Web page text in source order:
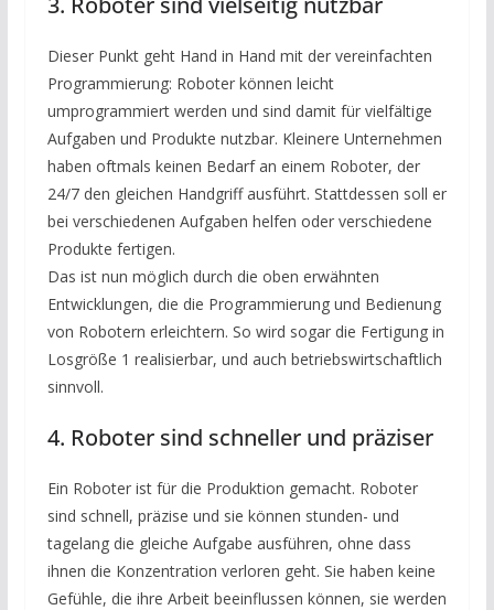
Dieser Punkt geht Hand in Hand mit der vereinfachten
Programmierung: Roboter können leicht
umprogrammiert werden und sind damit für vielfältige
Aufgaben und Produkte nutzbar. Kleinere Unternehmen
haben oftmals keinen Bedarf an einem Roboter, der
24/7 den gleichen Handgriff ausführt. Stattdessen soll er
bei verschiedenen Aufgaben helfen oder verschiedene
Produkte fertigen.
Das ist nun möglich durch die oben erwähnten
Entwicklungen, die die Programmierung und Bedienung
von Robotern erleichtern. So wird sogar die Fertigung in
Losgröße 1 realisierbar, und auch betriebswirtschaftlich
sinnvoll.
4. Roboter sind schneller und präziser
Ein Roboter ist für die Produktion gemacht. Roboter
sind schnell, präzise und sie können stunden- und
tagelang die gleiche Aufgabe ausführen, ohne dass
ihnen die Konzentration verloren geht. Sie haben keine
Gefühle, die ihre Arbeit beeinflussen können, sie werden